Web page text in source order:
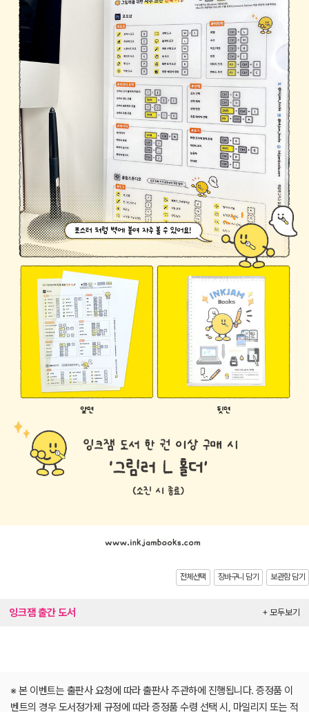
전체선택 장바구니 담기 보관함 담기
잉크잼 출간 도서 + 모두보기
※ 본 이벤트는 출판사 요청에 따라 출판사 주관하에 진행됩니다. 증정품 이
벤트의 경우 도서정가제 규정에 따라 증정품 수령 선택 시, 마일리지 또는 적